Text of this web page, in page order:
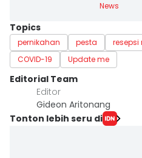
News
Topics
pernikahan pesta resepsi
COVID-19
Update me
Editorial Team
Editor
Gideon Aritonang
Tonton lebih seru di